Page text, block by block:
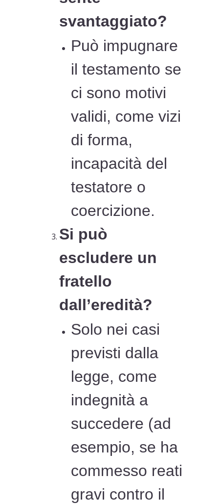
svantaggiato?
Può impugnare
il testamento se
ci sono motivi
validi, come vizi
di forma,
incapacità del
testatore o
coercizione.
Si può
escludere un
fratello
dall’eredità?
Solo nei casi
previsti dalla
legge, come
indegnità a
succedere (ad
esempio, se ha
commesso reati
gravi contro il